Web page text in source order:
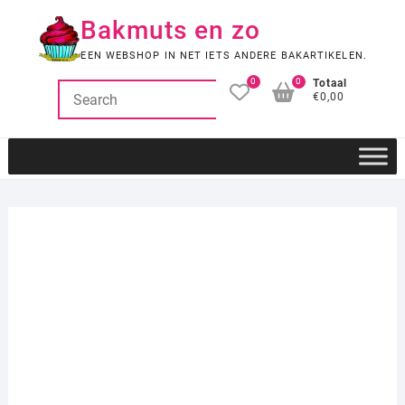
Bakmuts en zo
EEN WEBSHOP IN NET IETS ANDERE BAKARTIKELEN.
0
Totaal
€0,00
0